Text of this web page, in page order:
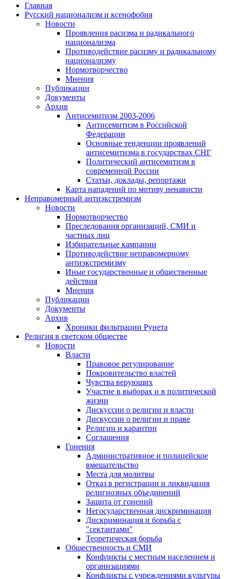
Главная
Русский национализм и ксенофобия
Новости
Проявления расизма и радикального
национализма
Противодействие расизму и радикальному
национализму
Нормотворчество
Мнения
Публикации
Документы
Архив
Антисемитизм 2003-2006
Антисемитизм в Российской
Федерации
Основные тенденции проявлений
антисемитизма в государствах СНГ
Политический антисемитизм в
современной России
Статьи, доклады, репортажи
Карта нападений по мотиву ненависти
Неправомерный антиэкстремизм
Новости
Нормотворчество
Преследования организаций, СМИ и
частных лиц
Избирательные кампании
Противодействие неправомерному
антиэкстремизму
Иные государственные и общественные
действия
Мнения
Публикации
Документы
Архив
Хроники фильтрации Рунета
Религия в светском обществе
Новости
Власти
Правовое регулирование
Покровительство властей
Чувства верующих
Участие в выборах и в политической
жизни
Дискуссии о религии и власти
Дискуссии о религии и праве
Религии и карантин
Соглашения
Гонения
Административное и полицейское
вмешательство
Места для молитвы
Отказ в регистрации и ликвидация
религиозных объединений
Защита от гонений
Негосударственная дискриминация
Дискриминация и борьба с
"сектантами"
Теоретическая борьба
Общественность и СМИ
Конфликты с местным населением и
организациями
Конфликты с учреждениями культуры